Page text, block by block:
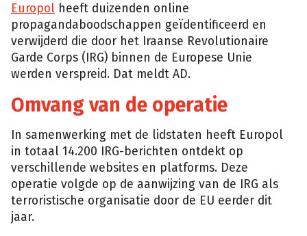
Europol heeft duizenden online
propagandaboodschappen geïdentificeerd en
verwijderd die door het Iraanse Revolutionaire
Garde Corps (IRG) binnen de Europese Unie
werden verspreid. Dat meldt AD.
Omvang van de operatie
In samenwerking met de lidstaten heeft Europol
in totaal 14.200 IRG-berichten ontdekt op
verschillende websites en platforms. Deze
operatie volgde op de aanwijzing van de IRG als
terroristische organisatie door de EU eerder dit
jaar.